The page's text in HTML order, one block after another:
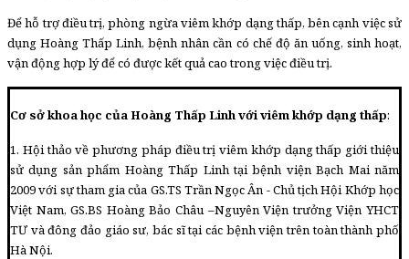
Để hỗ trợ điều trị, phòng ngừa viêm khớp dạng thấp, bên cạnh việc sử
dụng Hoàng Thấp Linh, bệnh nhân cần có chế độ ăn uống, sinh hoạt,
vận động hợp lý để có được kết quả cao trong việc điều trị.
Cơ sở khoa học của Hoàng Thấp Linh với viêm khớp dạng thấp:
1. Hội thảo về phương pháp điều trị viêm khớp dạng thấp giới thiệu
sử dụng sản phẩm Hoàng Thấp Linh tại bệnh viện Bạch Mai năm
2009 với sự tham gia của GS.TS Trần Ngọc Ân - Chủ tịch Hội Khớp học
Việt Nam, GS.BS Hoàng Bảo Châu –Nguyên Viện trưởng Viện YHCT
TƯ và đông đảo giáo sư, bác sĩ tại các bệnh viện trên toàn thành phố
Hà Nội.